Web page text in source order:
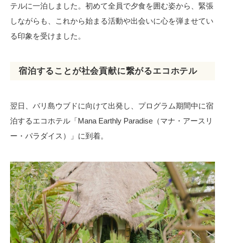
テルに一泊しました。初めて全員で夕食を囲む姿から、緊張
しながらも、これから始まる活動や出会いに心を弾ませてい
る印象を受けました。
宿泊することが社会貢献に繋がるエコホテル
翌日、バリ島ウブドに向けて出発し、プログラム期間中に宿
泊するエコホテル「Mana Earthly Paradise（マナ・アースリ
ー・パラダイス）」に到着。